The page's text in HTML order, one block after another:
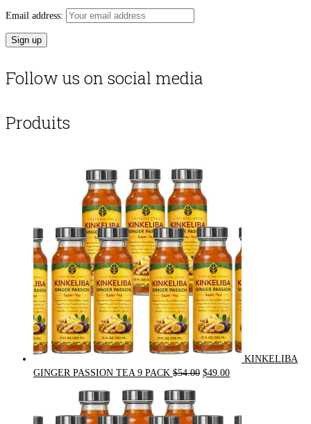
Email address:
Follow us on social media
Produits
KINKELIBA
GINGER PASSION TEA 9 PACK $54.00 Original
$54.00.
$49.00Current
$49.00.